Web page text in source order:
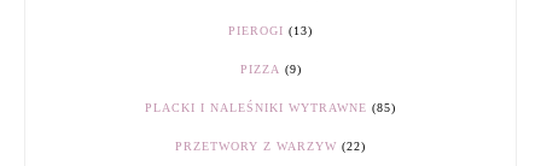
PIEROGI (13)
PIZZA (9)
PLACKI I NALEŚNIKI WYTRAWNE (85)
PRZETWORY Z WARZYW (22)